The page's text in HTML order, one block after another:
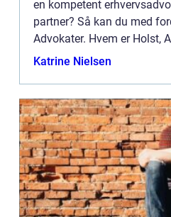
en kompetent
partner? Så kan du med
Advokater. Hvem er Holst,
Advokater er full service
Katrine Nielsen